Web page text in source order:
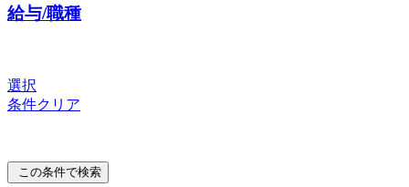
給与/職種
選択
条件クリア
この条件で検索